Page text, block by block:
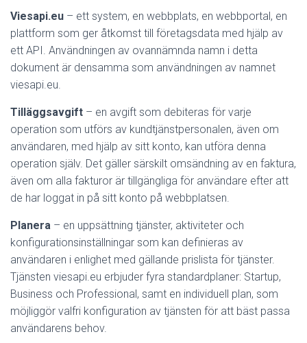
Viesapi.eu – ett system, en webbplats, en webbportal, en
plattform som ger åtkomst till företagsdata med hjälp av
ett API. Användningen av ovannämnda namn i detta
dokument är densamma som användningen av namnet
viesapi.eu.
Tilläggsavgift – en avgift som debiteras för varje
operation som utförs av kundtjänstpersonalen, även om
användaren, med hjälp av sitt konto, kan utföra denna
operation själv. Det gäller särskilt omsändning av en faktura,
även om alla fakturor är tillgängliga för användare efter att
de har loggat in på sitt konto på webbplatsen.
Planera – en uppsättning tjänster, aktiviteter och
konfigurationsinställningar som kan definieras av
användaren i enlighet med gällande prislista för tjänster.
Tjänsten viesapi.eu erbjuder fyra standardplaner: Startup,
Business och Professional, samt en individuell plan, som
möjliggör valfri konfiguration av tjänsten för att bäst passa
användarens behov.